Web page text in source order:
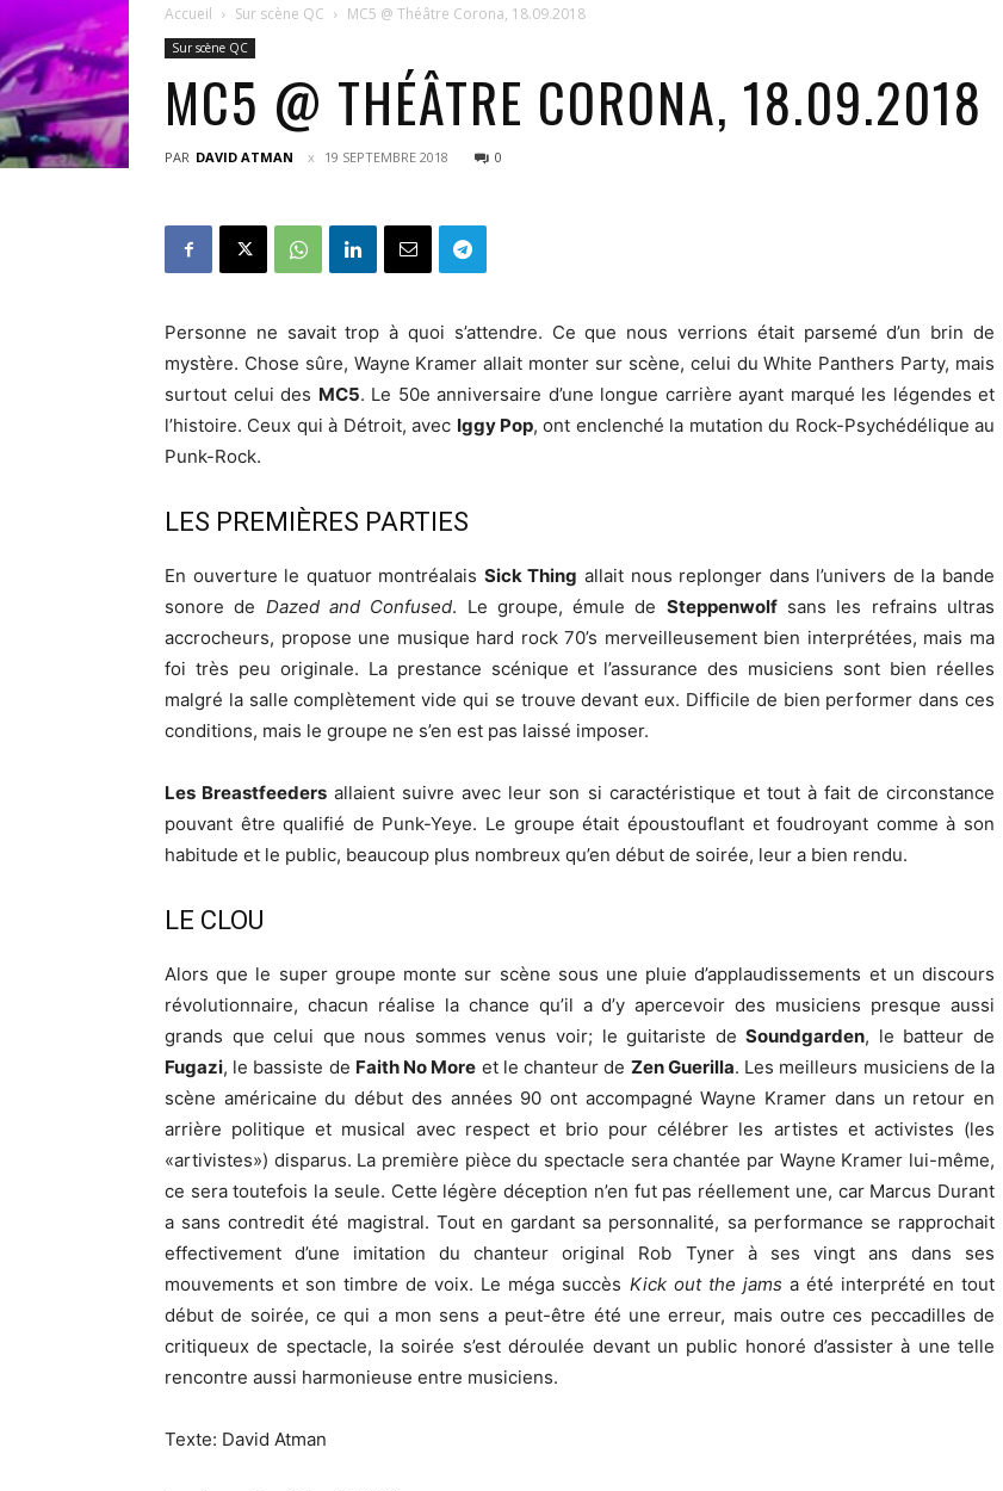
Accueil Sur scène QC MC5 @ Théâtre Corona, 18.09.2018
Sur scène QC
MC5 @ THÉÂTRE CORONA, 18.09.2018
PAR DAVID ATMAN 19 SEPTEMBRE 2018 0
Personne ne savait trop à quoi s’attendre. Ce que nous verrions était parsemé d’un brin de
mystère. Chose sûre, Wayne Kramer allait monter sur scène, celui du White Panthers Party, mais
surtout celui des MC5. Le 50e anniversaire d’une longue carrière ayant marqué les légendes et
l’histoire. Ceux qui à Détroit, avec Iggy Pop, ont enclenché la mutation du Rock-Psychédélique au
Punk-Rock.
LES PREMIÈRES PARTIES
En ouverture le quatuor montréalais Sick Thing allait nous replonger dans l’univers de la bande
sonore de Dazed and Confused. Le groupe, émule de Steppenwolfsans les refrains ultras
accrocheurs, propose une musique hard rock 70’s merveilleusement bien interprétées, mais ma
foi très peu originale. La prestance scénique et l’assurance des musiciens sont bien réelles
malgré la salle complètement vide qui se trouve devant eux. Difficile de bien performer dans ces
conditions, mais le groupe ne s’en est pas laissé imposer.
Les Breastfeeders allaient suivre avec leur son si caractéristique et tout à fait de circonstance
pouvant être qualifié de Punk-Yeye. Le groupe était époustouflant et foudroyant comme à son
habitude et le public, beaucoup plus nombreux qu’en début de soirée, leur a bien rendu.
LE CLOU
Alors que le super groupe monte sur scène sous une pluie d’applaudissements et un discours
révolutionnaire, chacun réalise la chance qu’il a d’y apercevoir des musiciens presque aussi
grands que celui que nous sommes venus voir; le guitariste deSoundgarden, le batteur de
Fugazi, le bassiste de Faith No More et le chanteur de Zen Guerilla. Les meilleurs musiciens de la
scène américaine du début des années 90 ont accompagné Wayne Kramer dans un retour en
arrière politique et musical avec respect et brio pour célébrer les artistes et activistes (les
«artivistes») disparus. La première pièce du spectacle sera chantée par Wayne Kramer lui-même,
ce sera toutefois la seule. Cette légère déception n’en fut pas réellement une, car Marcus Durant
a sans contredit été magistral. Tout en gardant sa personnalité, sa performance se rapprochait
effectivement d’une imitation du chanteur original Rob Tyner à ses vingt ans dans ses
mouvements et son timbre de voix. Le méga succès Kick out the jams a été interprété en tout
début de soirée, ce qui a mon sens a peut-être été une erreur, mais outre ces peccadilles de
critiqueux de spectacle, la soirée s’est déroulée devant un public honoré d’assister à une telle
rencontre aussi harmonieuse entre musiciens.
Texte: David Atman